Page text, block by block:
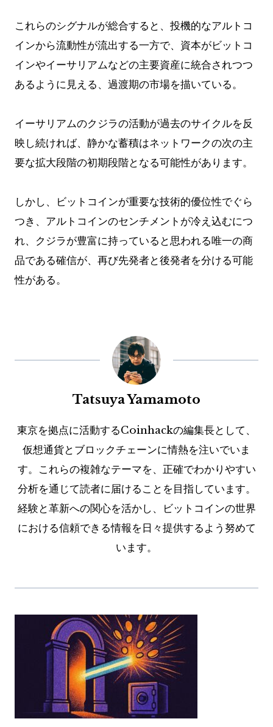
これらのシグナルが総合すると、投機的なアルトコ
インから流動性が流出する一方で、資本がビットコ
インやイーサリアムなどの主要資産に統合されつつ
あるように見える、過渡期の市場を描いている。
イーサリアムのクジラの活動が過去のサイクルを反
映し続ければ、静かな蓄積はネットワークの次の主
要な拡大段階の初期段階となる可能性があります。
しかし、ビットコインが重要な技術的優位性でぐら
つき、アルトコインのセンチメントが冷え込むにつ
れ、クジラが豊富に持っていると思われる唯一の商
品である確信が、再び先発者と後発者を分ける可能
性がある。
Tatsuya Yamamoto
東京を拠点に活動するCoinhackの編集長として、
仮想通貨とブロックチェーンに情熱を注いでいま
す。これらの複雑なテーマを、正確でわかりやすい
分析を通じて読者に届けることを目指しています。
経験と革新への関心を活かし、ビットコインの世界
における信頼できる情報を日々提供するよう努めて
います。